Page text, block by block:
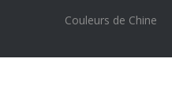
Couleurs de Chine